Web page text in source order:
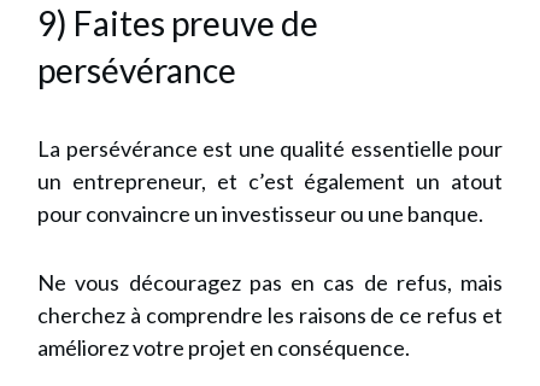
9) Faites preuve de
persévérance
La persévérance est une qualité essentielle pour
un entrepreneur, et c’est également un atout
pour convaincre un investisseur ou une banque.
Ne vous découragez pas en cas de refus, mais
cherchez à comprendre les raisons de ce refus et
améliorez votre projet en conséquence.